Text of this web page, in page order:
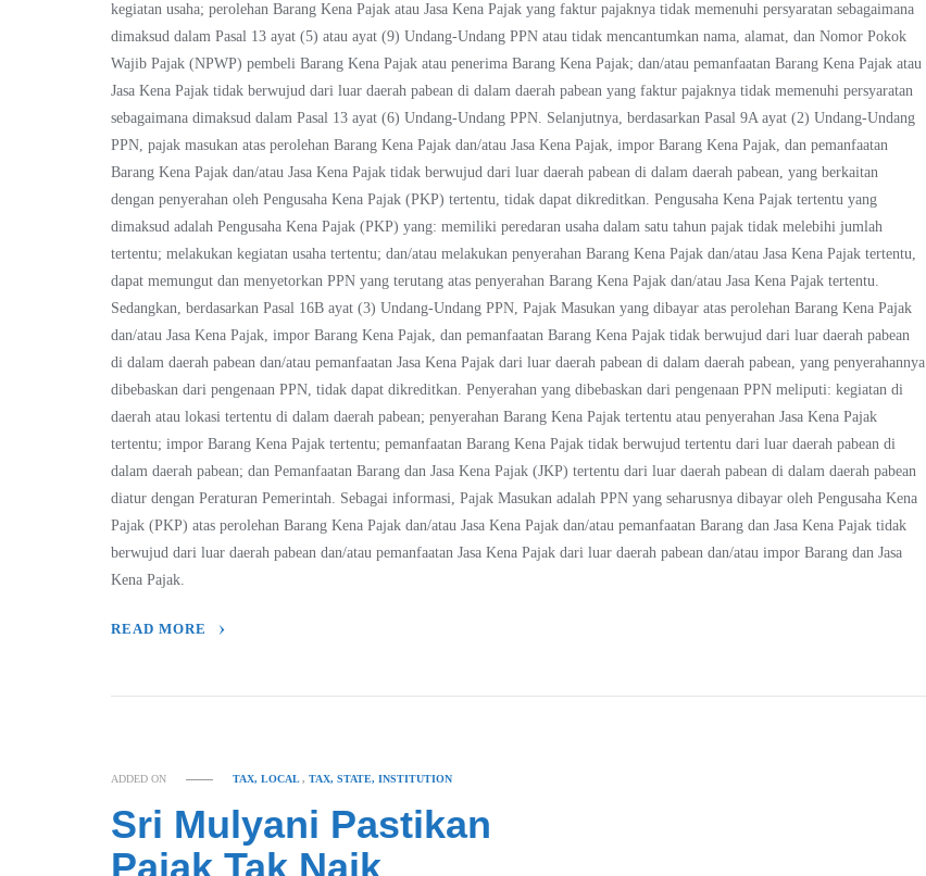
kegiatan usaha; perolehan Barang Kena Pajak atau Jasa Kena Pajak yang faktur pajaknya tidak memenuhi persyaratan sebagaimana
dimaksud dalam Pasal 13 ayat (5) atau ayat (9) Undang-Undang PPN atau tidak mencantumkan nama, alamat, dan Nomor Pokok
Wajib Pajak (NPWP) pembeli Barang Kena Pajak atau penerima Barang Kena Pajak; dan/atau pemanfaatan Barang Kena Pajak atau
Jasa Kena Pajak tidak berwujud dari luar daerah pabean di dalam daerah pabean yang faktur pajaknya tidak memenuhi persyaratan
sebagaimana dimaksud dalam Pasal 13 ayat (6) Undang-Undang PPN. Selanjutnya, berdasarkan Pasal 9A ayat (2) Undang-Undang
PPN, pajak masukan atas perolehan Barang Kena Pajak dan/atau Jasa Kena Pajak, impor Barang Kena Pajak, dan pemanfaatan
Barang Kena Pajak dan/atau Jasa Kena Pajak tidak berwujud dari luar daerah pabean di dalam daerah pabean, yang berkaitan
dengan penyerahan oleh Pengusaha Kena Pajak (PKP) tertentu, tidak dapat dikreditkan. Pengusaha Kena Pajak tertentu yang
dimaksud adalah Pengusaha Kena Pajak (PKP) yang: memiliki peredaran usaha dalam satu tahun pajak tidak melebihi jumlah
tertentu; melakukan kegiatan usaha tertentu; dan/atau melakukan penyerahan Barang Kena Pajak dan/atau Jasa Kena Pajak tertentu,
dapat memungut dan menyetorkan PPN yang terutang atas penyerahan Barang Kena Pajak dan/atau Jasa Kena Pajak tertentu.
Sedangkan, berdasarkan Pasal 16B ayat (3) Undang-Undang PPN, Pajak Masukan yang dibayar atas perolehan Barang Kena Pajak
dan/atau Jasa Kena Pajak, impor Barang Kena Pajak, dan pemanfaatan Barang Kena Pajak tidak berwujud dari luar daerah pabean
di dalam daerah pabean dan/atau pemanfaatan Jasa Kena Pajak dari luar daerah pabean di dalam daerah pabean, yang penyerahannya
dibebaskan dari pengenaan PPN, tidak dapat dikreditkan. Penyerahan yang dibebaskan dari pengenaan PPN meliputi: kegiatan di
daerah atau lokasi tertentu di dalam daerah pabean; penyerahan Barang Kena Pajak tertentu atau penyerahan Jasa Kena Pajak
tertentu; impor Barang Kena Pajak tertentu; pemanfaatan Barang Kena Pajak tidak berwujud tertentu dari luar daerah pabean di
dalam daerah pabean; dan Pemanfaatan Barang dan Jasa Kena Pajak (JKP) tertentu dari luar daerah pabean di dalam daerah pabean
diatur dengan Peraturan Pemerintah. Sebagai informasi, Pajak Masukan adalah PPN yang seharusnya dibayar oleh Pengusaha Kena
Pajak (PKP) atas perolehan Barang Kena Pajak dan/atau Jasa Kena Pajak dan/atau pemanfaatan Barang dan Jasa Kena Pajak tidak
berwujud dari luar daerah pabean dan/atau pemanfaatan Jasa Kena Pajak dari luar daerah pabean dan/atau impor Barang dan Jasa
Kena Pajak.
READ MORE
ADDED ON TAX, LOCAL,TAX, STATE, INSTITUTION
Sri Mulyani Pastikan
Pajak Tak Naik